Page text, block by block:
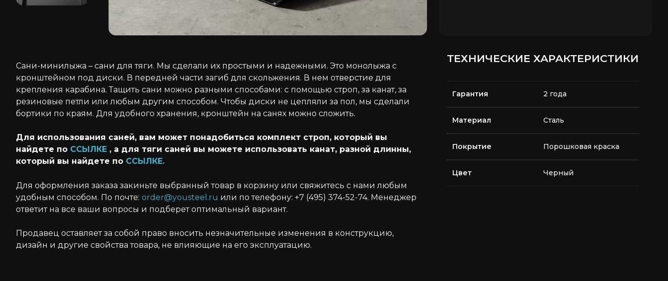
Сани-минилыжа – сани для тяги. Мы сделали их простыми и надежными. Это монолыжа с
кронштейном под диски. В передней части загиб для скольжения. В нем отверстие для
крепления карабина. Тащить сани можно разными способами: с помощью строп, за канат, за
резиновые петли или любым другим способом. Чтобы диски не цепляли за пол, мы сделали
бортики по краям. Для удобного хранения, кронштейн на санях можно сложить.
Для использования саней, вам может понадобиться комплект строп, который вы
найдете по ССЫЛКЕ , а для тяги саней вы можете использовать канат, разной длинны,
который вы найдете по ССЫЛКЕ.
Для оформления заказа закиньте выбранный товар в корзину или свяжитесь с нами любым
удобным способом. По почте: order@yousteel.ru или по телефону: +7 (495) 374-52-74. Менеджер
ответит на все ваши вопросы и подберет оптимальный вариант.
Продавец оставляет за собой право вносить незначительные изменения в конструкцию,
дизайн и другие свойства товара, не влияющие на его эксплуатацию.
ТЕХНИЧЕСКИЕ ХАРАКТЕРИСТИКИ
Гарантия 2 года
Материал Сталь
Покрытие Порошковая краска
Цвет Черный